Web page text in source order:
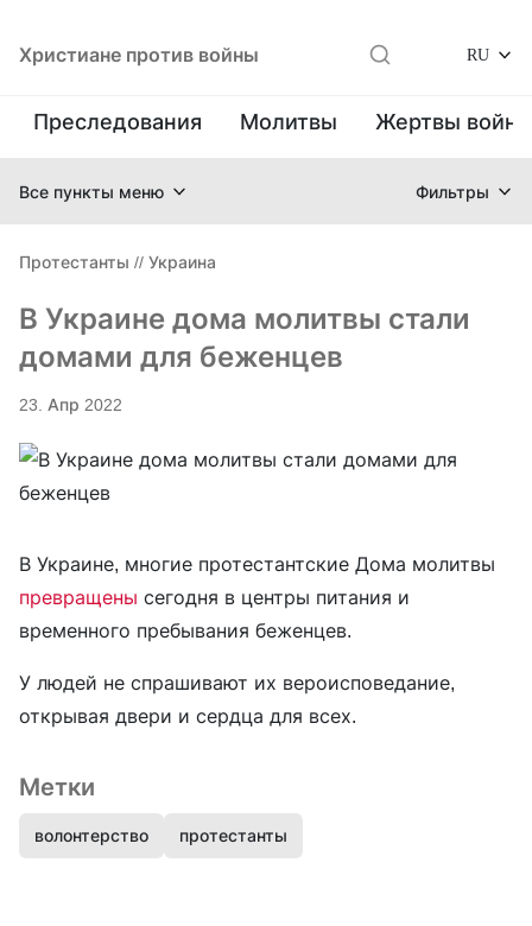
Христиане против войны RU
Преследования Молитвы Жертвы
Все пункты меню Фильтры
Протестанты // Украина
В Украине дома молитвы стали
домами для беженцев
23. Апр 2022
В Украине, многие протестантские Дома молитвы
превращены сегодня в центры питания и
временного пребывания беженцев.
У людей не спрашивают их вероисповедание,
открывая двери и сердца для всех.
Метки
волонтерство протестанты